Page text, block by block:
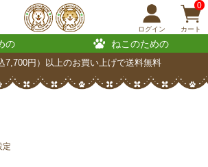
ログイン
0
カート
の ねこのための
7,700円）以上のお買い上げで送料無料
定